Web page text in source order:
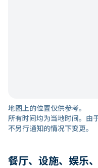
地图上的位置仅供参考。
所有时间均为当地时间。由
不另行通知的情况下变更。
餐厅、设施、娱乐